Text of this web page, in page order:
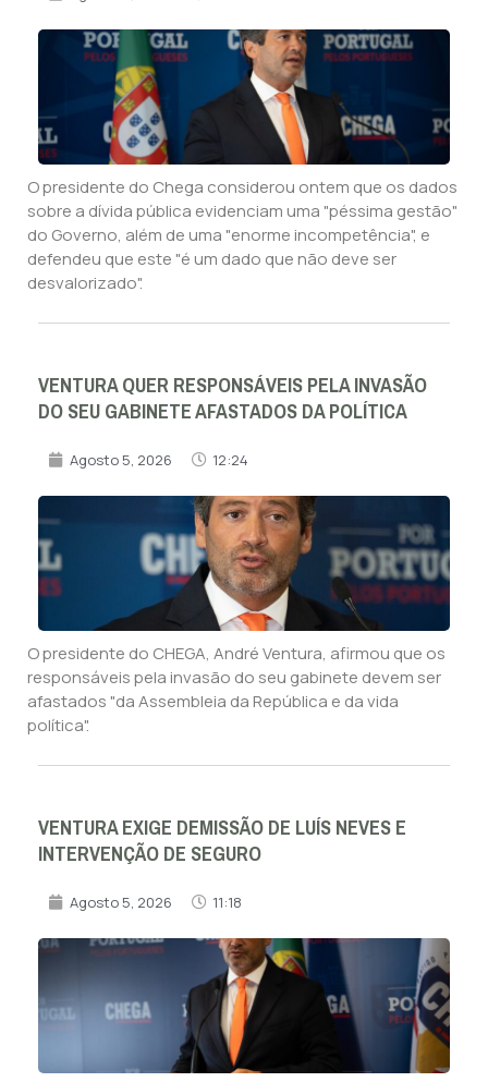
O presidente do Chega considerou ontem que os dados
sobre a dívida pública evidenciam uma "péssima gestão"
do Governo, além de uma "enorme incompetência", e
defendeu que este "é um dado que não deve ser
desvalorizado".
VENTURA QUER RESPONSÁVEIS PELA INVASÃO
DO SEU GABINETE AFASTADOS DA POLÍTICA
Agosto 5, 2026 12:24
O presidente do CHEGA, André Ventura, afirmou que os
responsáveis pela invasão do seu gabinete devem ser
afastados "da Assembleia da República e da vida
política".
VENTURA EXIGE DEMISSÃO DE LUÍS NEVES E
INTERVENÇÃO DE SEGURO
Agosto 5, 2026 11:18